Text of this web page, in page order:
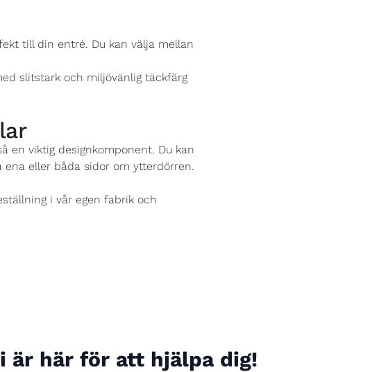
till din entré. Du kan välja mellan
slitstark och miljövänlig täckfärg
en viktig designkomponent. Du kan
eller båda sidor om ytterdörren.
i vår egen fabrik och
är här för att hjälpa dig!